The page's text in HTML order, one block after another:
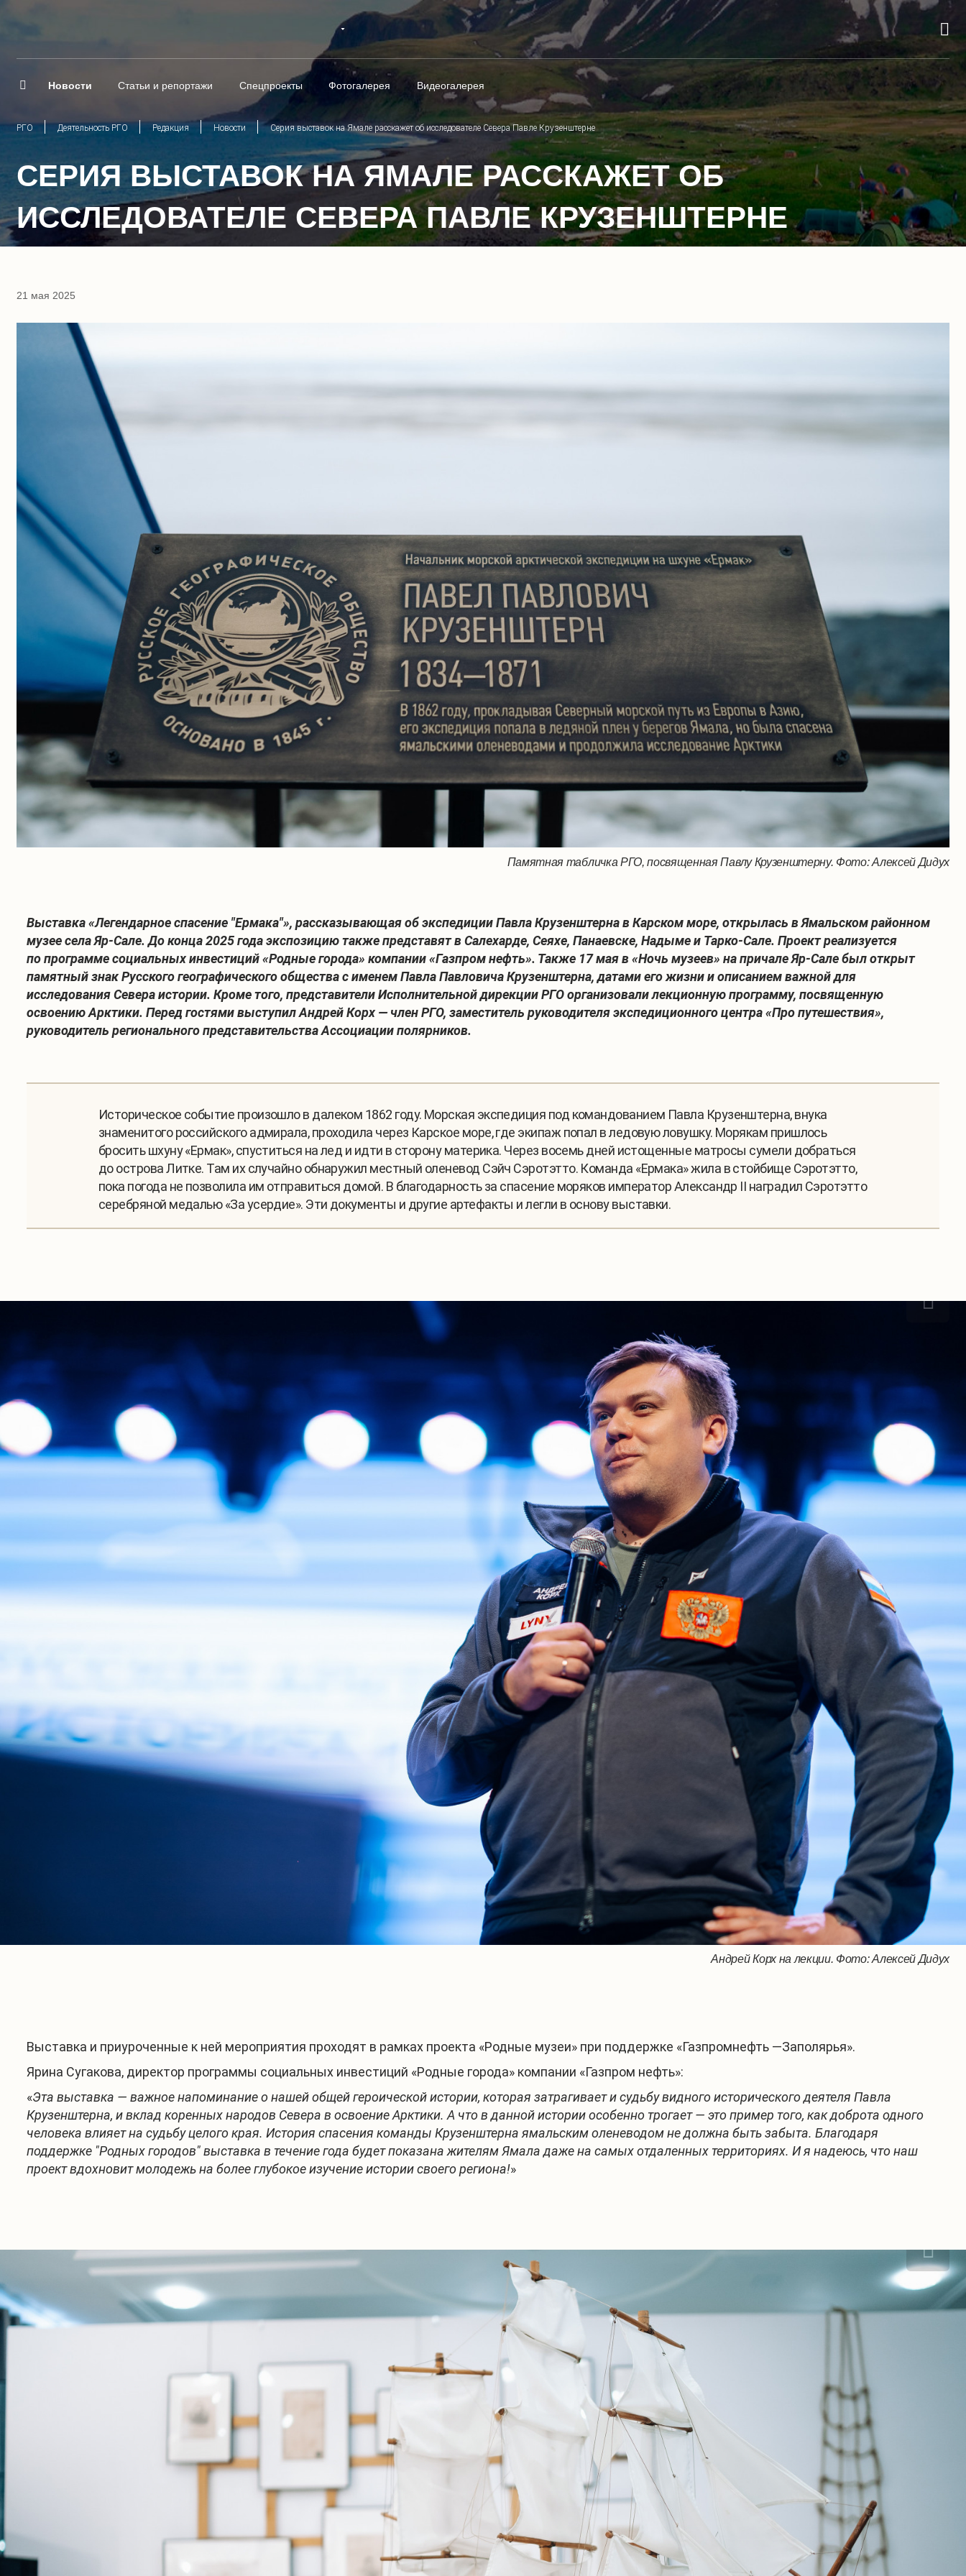
Новости Статьи и репортажи Спецпроекты Фотогалерея Видеогалерея
РГО Деятельность РГО Редакция Новости Серия выставок на Ямале расскажет об исследователе Севера Павле Крузенштерне
СЕРИЯ ВЫСТАВОК НА ЯМАЛЕ РАССКАЖЕТ ОБ
ИССЛЕДОВАТЕЛЕ СЕВЕРА ПАВЛЕ КРУЗЕНШТЕРНЕ
21 мая 2025
Памятная табличка РГО, посвященная Павлу Крузенштерну. Фото: Алексей Дидух
Выставка «Легендарное спасение "Ермака"», рассказывающая об экспедиции Павла Крузенштерна в Карском море, открылась в Ямальском районном
музее села Яр-Сале. До конца 2025 года экспозицию также представят в Салехарде, Сеяхе, Панаевске, Надыме и Тарко-Сале. Проект реализуется
по программе социальных инвестиций «Родные города» компании «Газпром нефть». Также 17 мая в «Ночь музеев» на причале Яр-Сале был открыт
памятный знак Русского географического общества с именем Павла Павловича Крузенштерна, датами его жизни и описанием важной для
исследования Севера истории. Кроме того, представители Исполнительной дирекции РГО организовали лекционную программу, посвященную
освоению Арктики. Перед гостями выступил Андрей Корх — член РГО, заместитель руководителя экспедиционного центра «Про путешествия»,
руководитель регионального представительства Ассоциации полярников.
Историческое событие произошло в далеком 1862 году. Морская экспедиция под командованием Павла Крузенштерна, внука
знаменитого российского адмирала, проходила через Карское море, где экипаж попал в ледовую ловушку. Морякам пришлось
бросить шхуну «Ермак», спуститься на лед и идти в сторону материка. Через восемь дней истощенные матросы сумели добраться
до острова Литке. Там их случайно обнаружил местный оленевод Сэйч Сэротэтто. Команда «Ермака» жила в стойбище Сэротэтто,
пока погода не позволила им отправиться домой. В благодарность за спасение моряков император Александр II наградил Сэротэтто
серебряной медалью «За усердие». Эти документы и другие артефакты и легли в основу выставки.
Андрей Корх на лекции. Фото: Алексей Дидух
На церемонии открытия таблички РГО. Фото: Алексей Дидух
Полина Романова на церемонии открытия таблички РГО. Фото: Алексей Дидух
Участники церемонии открытия таблички РГО. Фото: Алексей Дидух
Выставка и приуроченные к ней мероприятия проходят в рамках проекта «Родные музеи» при поддержке «Газпромнефть —Заполярья».
Ярина Сугакова, директор программы социальных инвестиций «Родные города» компании «Газпром нефть»:
«Эта выставка — важное напоминание о нашей общей героической истории, которая затрагивает и судьбу видного исторического деятеля Павла
Крузенштерна, и вклад коренных народов Севера в освоение Арктики. А что в данной истории особенно трогает — это пример того, как доброта одного
человека влияет на судьбу целого края. История спасения команды Крузенштерна ямальским оленеводом не должна быть забыта. Благодаря
поддержке "Родных городов" выставка в течение года будет показана жителям Ямала даже на самых отдаленных территориях. И я надеюсь, что наш
проект вдохновит молодежь на более глубокое изучение истории своего региона!»